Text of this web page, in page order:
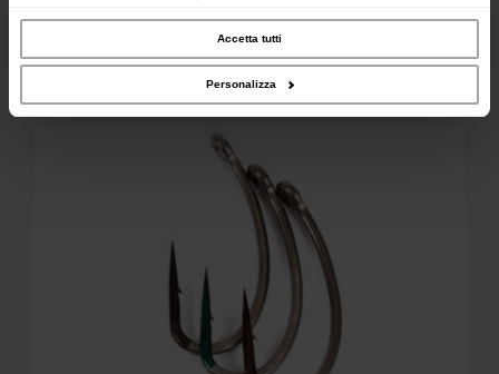
occupano di analisi dei dati web, pubblicità e social media, i quali potrebbero
combinarle con altre informazioni che hai fornito loro o che hanno raccolto dal
Accetta tutti
Personalizza